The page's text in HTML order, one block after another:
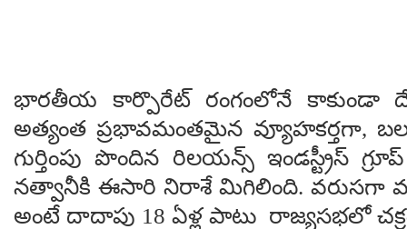
భారతీయ కార్పొరేట్ రంగంలోనే కాకుండా
అత్యంత ప్రభావమంతమైన వ్యూహకర్తగా,
గుర్తింపు పొందిన రిలయన్స్ ఇండస్ట్రీస్
నత్వానీకి ఈసారి నిరాశే మిగిలింది. వరుసగా
అంటే దాదాపు 18 ఏళ్ల పాటు రాజ్యసభలో